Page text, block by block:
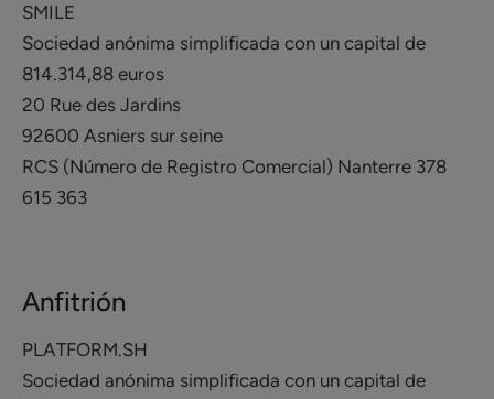
SMILE
Sociedad anónima simplificada con un capital de
814.314,88 euros
20 Rue des Jardins
92600 Asniers sur seine
RCS (Número de Registro Comercial) Nanterre 378
615 363
Anfitrión
PLATFORM.SH
Sociedad anónima simplificada con un capital de